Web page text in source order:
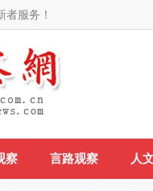
服务！
察 言路观察 人